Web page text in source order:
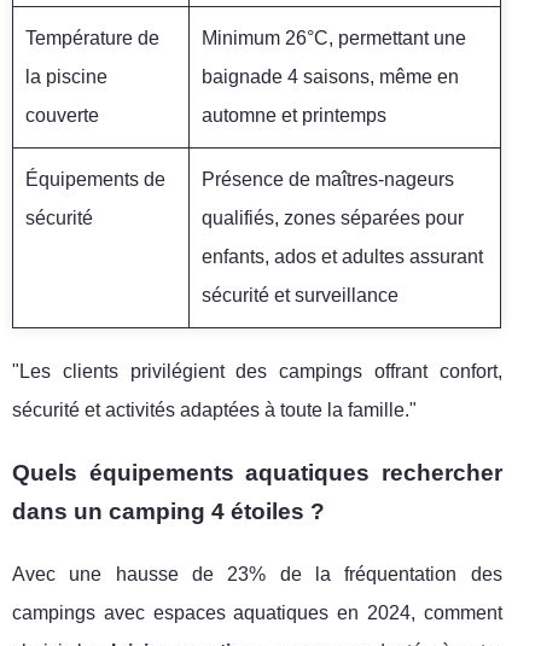
Température de
la piscine
couverte
Minimum 26°C, permettant une
baignade 4 saisons, même en
automne et printemps
Équipements de
sécurité
Présence de maîtres-nageurs
qualifiés, zones séparées pour
enfants, ados et adultes assurant
sécurité et surveillance
"Les clients privilégient des campings offrant confort,
sécurité et activités adaptées à toute la famille."
Quels équipements aquatiques rechercher
dans un camping 4 étoiles ?
Avec une hausse de 23% de la fréquentation des
campings avec espaces aquatiques en 2024, comment